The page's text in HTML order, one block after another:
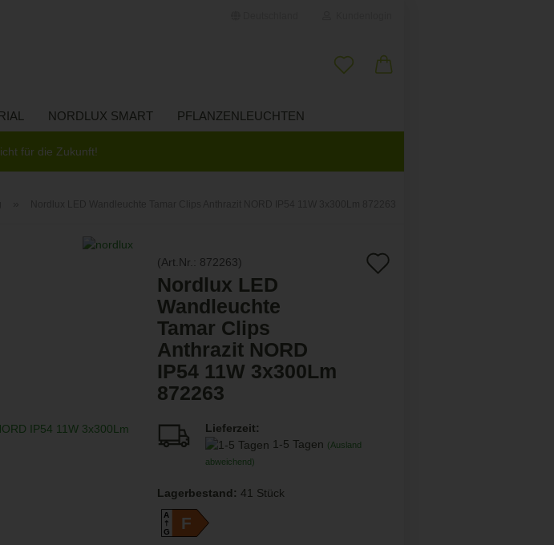
Passwort vergessen?
für die Zukunft!
NORDLUX SMART PFLANZENLEUCHTEN
(Art.Nr.: 872263)
Nordlux LED
Wandleuchte
Tamar Clips
Anthrazit NORD
IP54 11W 3x300Lm
872263
Lieferzeit:
1-5 Tagen (Ausland
abweichend)
Lagerbestand: 41 Stück
A
GF